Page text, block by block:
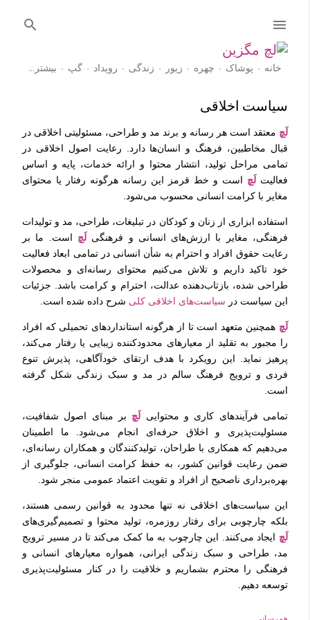
خانه پوشاک چهره زیور زندگی رویداد گپ
‏بیشتر…
سیاست اخلاقی
لَچ معتقد است هر رسانه و برند مد و طراحی، مسئولیتی اخلاقی در
قبال مخاطبین، فرهنگ و انسان‌ها دارد. رعایت اصول اخلاقی در
تمامی مراحل تولید، انتشار محتوا و ارائه خدمات، پایه و اساس
فعالیت لَچ است و خط قرمز این رسانه هرگونه رفتار یا محتوای
مغایر با کرامت انسانی محسوب می‌شود.
استفاده ابزاری از زنان و کودکان در تبلیغات، طراحی، مد و تولیدات
فرهنگی، مغایر با ارزش‌های انسانی و فرهنگیلَچ است. ما بر
رعایت حقوق افراد و احترام به شأن انسانی در تمامی ابعاد فعالیت
خود تاکید داریم و تلاش می‌کنیم محتوای رسانه‌ای و محصولات
طراحی شده، بازتاب‌دهنده عدالت، احترام و کرامت باشد. جزئیات
این سیاست در سیاست‌های اخلاقی کلی شرح داده شده است.
لَچ همچنین متعهد است تا از هرگونه استانداردهای تحمیلی که افراد
را مجبور به تقلید از معیارهای محدودکننده زیبایی یا رفتار می‌کند،
پرهیز نماید. این رویکرد با هدف ارتقای خودآگاهی، پذیرش تنوع
فردی و ترویج فرهنگ سالم در مد و سبک زندگی شکل گرفته
است.
تمامی فرآیندهای کاری و محتوایی لَچ بر مبنای اصول شفافیت،
مسئولیت‌پذیری و اخلاق حرفه‌ای انجام می‌شود. ما اطمینان
می‌دهیم که همکاری با طراحان، تولیدکنندگان و همکاران رسانه‌ای،
ضمن رعایت قوانین کشور، به حفظ کرامت انسانی، جلوگیری از
بهره‌برداری ناصحیح از افراد و تقویت اعتماد عمومی منجر شود.
این سیاست‌های اخلاقی نه تنها محدود به قوانین رسمی هستند،
بلکه چارچوبی برای رفتار روزمره، تولید محتوا و تصمیم‌گیری‌های
لَچ ایجاد می‌کنند. این چارچوب به ما کمک می‌کند تا در مسیر ترویج
مد، طراحی و سبک زندگی ایرانی، همواره معیارهای انسانی و
فرهنگی را محترم بشماریم و خلاقیت را در کنار مسئولیت‌پذیری
توسعه دهیم.